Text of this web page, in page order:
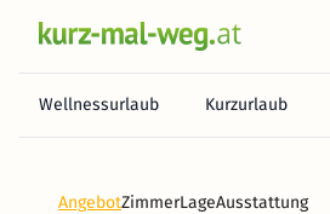
Wellnessurlaub Kurzurlaub
AngebotZimmerLageAusstattung